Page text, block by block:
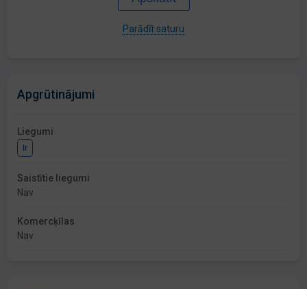
Parādīt saturu
Apgrūtinājumi
Liegumi
Ir
Saistītie liegumi
Nav
Komercķīlas
Nav